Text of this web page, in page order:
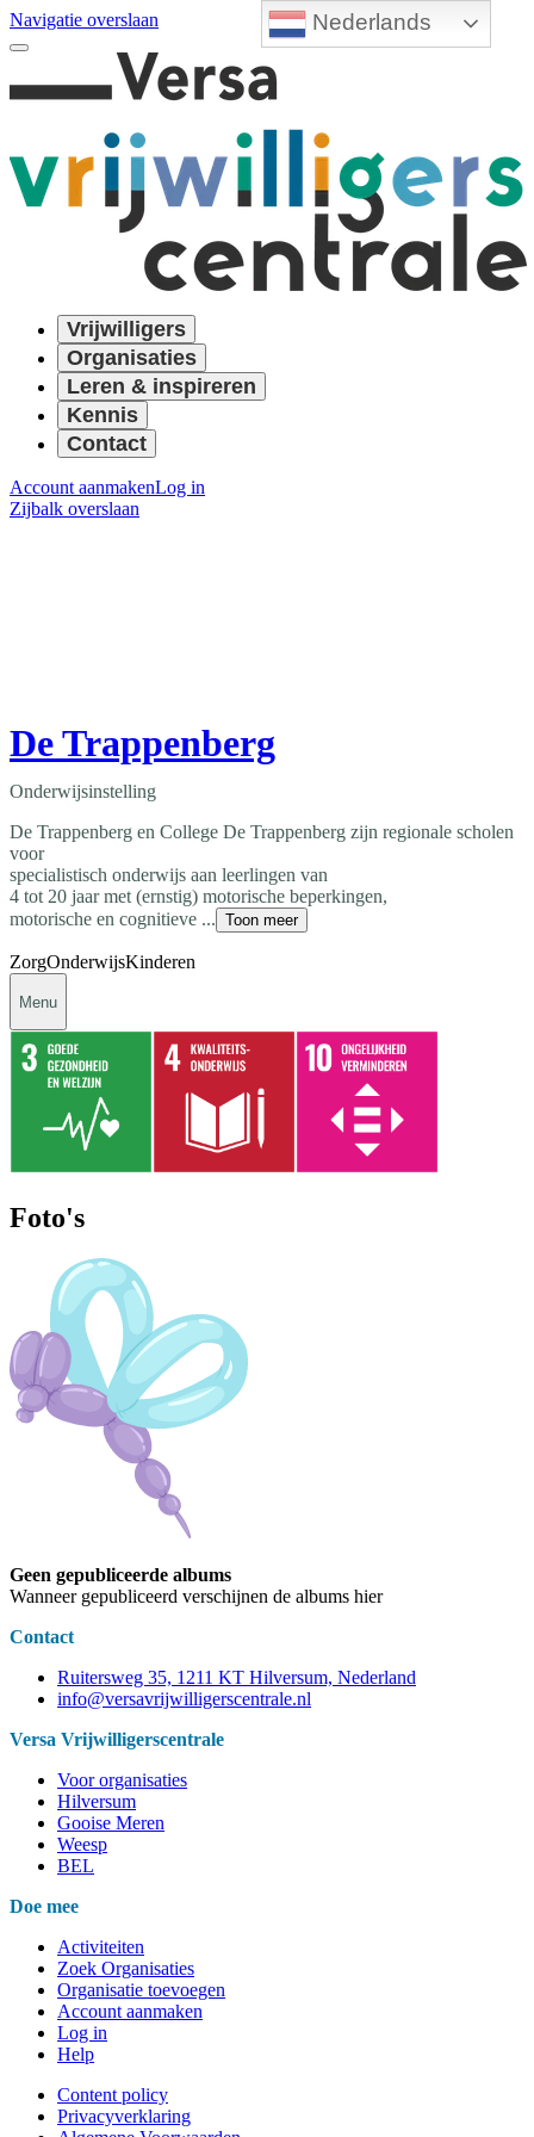
Nederlands
Navigatie overslaan
Vrijwilligers
Organisaties
Leren & inspireren
Kennis
Contact
Account aanmakenLog in
Zijbalk overslaan
De Trappenberg
Onderwijsinstelling
De Trappenberg en College De Trappenberg zijn regionale scholen
voor
specialistisch onderwijs aan leerlingen van
4 tot 20 jaar met (ernstig) motorische beperkingen,
motorische en cognitieve ... Toon meer
ZorgOnderwijsKinderen
Menu
Foto's
Geen gepubliceerde albums
Wanneer gepubliceerd verschijnen de albums hier
Contact
Ruitersweg 35, 1211 KT Hilversum, Nederland
info@versavrijwilligerscentrale.nl
Versa Vrijwilligerscentrale
Voor organisaties
Hilversum
Gooise Meren
Weesp
BEL
Doe mee
Activiteiten
Zoek Organisaties
Organisatie toevoegen
Account aanmaken
Log in
Help
Content policy
Privacyverklaring